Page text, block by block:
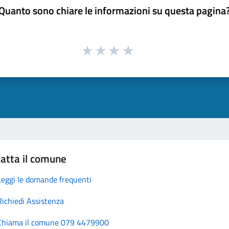
sono chiare le informazioni su questa
il comune
le domande frequenti
Assistenza
il comune 079 4479900